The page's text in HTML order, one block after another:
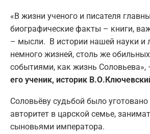
«В жизни ученого и писателя
биографические факты – книги,
– мысли. В истории нашей науки и
немного жизней, столь же
событиями, как жизнь Соловьева»,
его ученик, историк
Соловьёву судьбой было
авторитет в царской семье,
сыновьями императора.